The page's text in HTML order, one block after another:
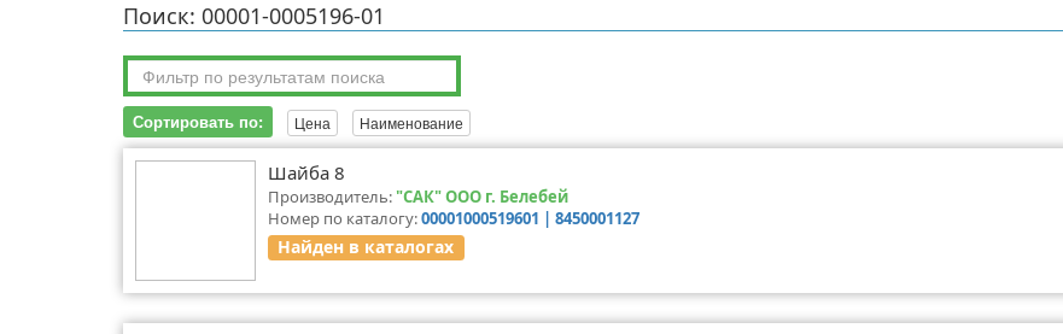
Поиск: 00001-0005196-01
Сортировать по: Цена Наименование
Шайба 8
Производитель: "САК" ООО г. Белебей
Номер по каталогу:00001000519601 | 8450001127
Найден в каталогах